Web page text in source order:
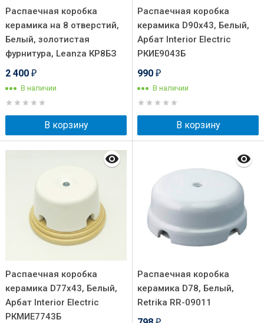
Распаечная коробка
керамика на 8 отверстий,
Белый, золотистая
фурнитура, Leanza КР8БЗ
2 400 ₽
В наличии
В корзину
Распаечная коробка
керамика D90х43, Белый,
Арбат Interior Electric
РКИЕ9043Б
990 ₽
В наличии
В корзину
Распаечная коробка
керамика D77х43, Белый,
Арбат Interior Electric
РКМИЕ7743Б
Распаечная коробка
керамика D78, Белый,
Retrika RR-09011